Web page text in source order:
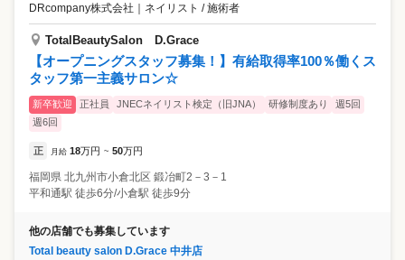
DRcompany株式会社 ネイリスト / 施術者
TotalBeautySalon D.Grace
【オープニングスタッフ募集！】有給取得率100％働くス
タッフ第一主義サロン☆
新卒歓迎 正社員 JNECネイリスト検定（旧JNA） 研修制度あり
週5回
週6回
正 月給 18万円 ~ 50万円
福岡県 北九州市小倉北区 鍛冶町2－3－1
平和通駅 徒歩6分/小倉駅 徒歩9分
他の店舗でも募集しています
Total beauty salon D.Grace 中井店